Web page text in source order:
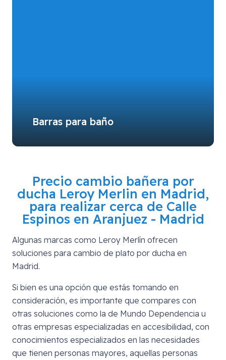
Barras para baño
Precio cambio bañera por
ducha Leroy Merlin en Madrid,
para realizar cerca de Calle
Espinos en Aranjuez - Madrid
Algunas marcas como Leroy Merlín ofrecen
soluciones para cambio de plato por ducha en
Madrid.
Si bien es una opción que estás tomando en
consideración, es importante que compares con
otras soluciones como la de Mundo Dependencia u
otras empresas especializadas en accesibilidad, con
conocimientos especializados en las necesidades
que tienen personas mayores, aquellas personas